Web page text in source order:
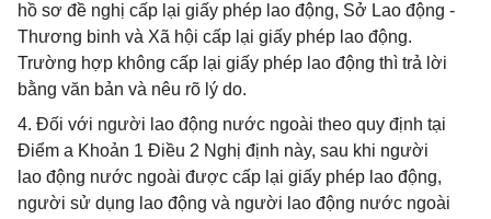
hồ sơ đề nghị cấp lại giấy phép lao động, Sở Lao động -
Thương binh và Xã hội cấp lại giấy phép lao động.
Trường hợp không cấp lại giấy phép lao động thì trả lời
bằng văn bản và nêu rõ lý do.
4. Đối với người lao động nước ngoài theo quy định tại
Điểm a Khoản 1 Điều 2 Nghị định này, sau khi người
lao động nước ngoài được cấp lại giấy phép lao động,
người sử dụng lao động và người lao động nước ngoài